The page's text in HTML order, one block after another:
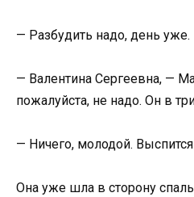
— Разбудить надо, день уже.
— Валентина Сергеевна, —
пожалуйста, не надо. Он в
— Ничего, молодой.
Она уже шла в сторону